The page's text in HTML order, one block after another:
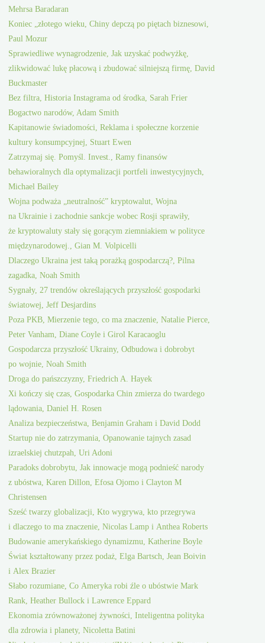
Mehrsa Baradaran
Koniec „złotego wieku, Chiny depczą po piętach biznesowi,
Paul Mozur
Sprawiedliwe wynagrodzenie, Jak uzyskać podwyżkę,
zlikwidować lukę płacową i zbudować silniejszą firmę, David
Buckmaster
Bez filtra, Historia Instagrama od środka, Sarah Frier
Bogactwo narodów, Adam Smith
Kapitanowie świadomości, Reklama i społeczne korzenie
kultury konsumpcyjnej, Stuart Ewen
Zatrzymaj się. Pomyśl. Invest., Ramy finansów
behawioralnych dla optymalizacji portfeli inwestycyjnych,
Michael Bailey
Wojna podważa „neutralność” kryptowalut, Wojna
na Ukrainie i zachodnie sankcje wobec Rosji sprawiły,
że kryptowaluty stały się gorącym ziemniakiem w polityce
międzynarodowej., Gian M. Volpicelli
Dlaczego Ukraina jest taką porażką gospodarczą?, Pilna
zagadka, Noah Smith
Sygnały, 27 trendów określających przyszłość gospodarki
światowej, Jeff Desjardins
Poza PKB, Mierzenie tego, co ma znaczenie, Natalie Pierce,
Peter Vanham, Diane Coyle i Girol Karacaoglu
Gospodarcza przyszłość Ukrainy, Odbudowa i dobrobyt
po wojnie, Noah Smith
Droga do pańszczyzny, Friedrich A. Hayek
Xi kończy się czas, Gospodarka Chin zmierza do twardego
lądowania, Daniel H. Rosen
Analiza bezpieczeństwa, Benjamin Graham i David Dodd
Startup nie do zatrzymania, Opanowanie tajnych zasad
izraelskiej chutzpah, Uri Adoni
Paradoks dobrobytu, Jak innowacje mogą podnieść narody
z ubóstwa, Karen Dillon, Efosa Ojomo i Clayton M
Christensen
Sześć twarzy globalizacji, Kto wygrywa, kto przegrywa
i dlaczego to ma znaczenie, Nicolas Lamp i Anthea Roberts
Budowanie amerykańskiego dynamizmu, Katherine Boyle
Świat kształtowany przez podaż, Elga Bartsch, Jean Boivin
i Alex Brazier
Słabo rozumiane, Co Ameryka robi źle o ubóstwie Mark
Rank, Heather Bullock i Lawrence Eppard
Ekonomia zrównoważonej żywności, Inteligentna polityka
dla zdrowia i planety, Nicoletta Batini